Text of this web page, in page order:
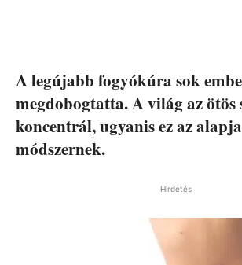
A legújabb fogyókúra sok
megdobogtatta. A világ az ötös
koncentrál, ugyanis ez az
módszernek.
Hirdetés